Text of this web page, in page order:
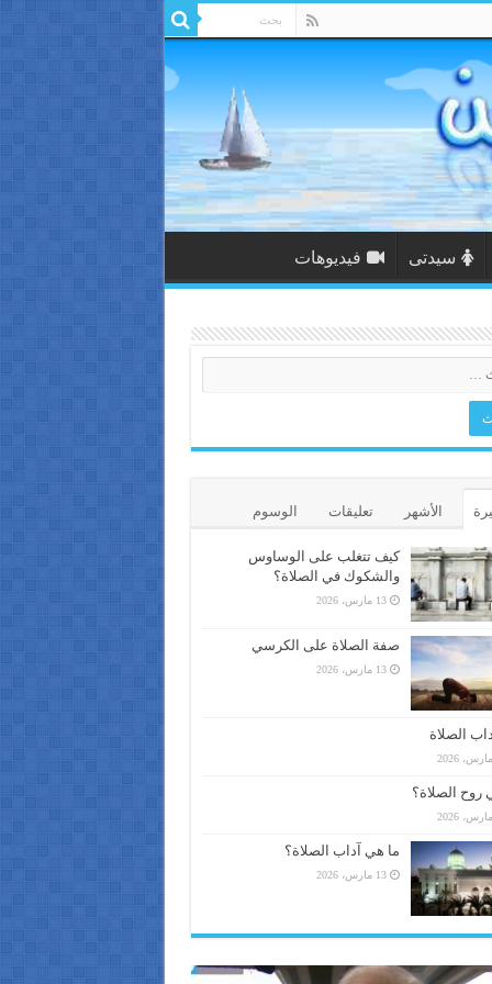
سيدتى فيديوهات
الأشهر تعليقات الوسوم
كيف تتغلب على الوساوس
والشكوك في الصلاة؟
13 مارس، 2026
صفة الصلاة على الكرسي
13 مارس، 2026
الصلاة
روح الصلاة؟
ما هي آداب الصلاة؟
13 مارس، 2026